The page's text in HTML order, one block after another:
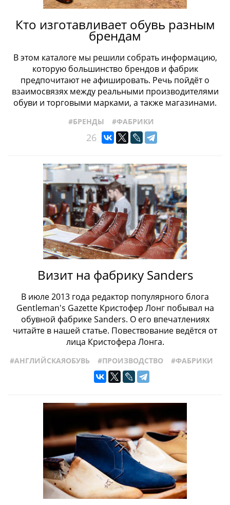
#УХОДЗАОБУВЬЮ
#ФАБРИКИ
#ЧЕЛСИ
#ШВЕЙЦАРСКАЯОБУВЬ #КРОССОВКИ
Кто изготавливает обувь разным
брендам
В этом каталоге мы решили собрать информацию,
которую большинство брендов и фабрик
предпочитают не афишировать. Речь пойдёт о
взаимосвязях между реальными производителями
обуви и торговыми марками, а также магазинами.
#БРЕНДЫ #ФАБРИКИ
26
Визит на фабрику Sanders
В июле 2013 года редактор популярного блога
Gentleman's Gazette Кристофер Лонг побывал на
обувной фабрике Sanders. О его впечатлениях
читайте в нашей статье. Повествование ведётся от
лица Кристофера Лонга.
#АНГЛИЙСКАЯОБУВЬ #ПРОИЗВОДСТВО #ФАБРИКИ